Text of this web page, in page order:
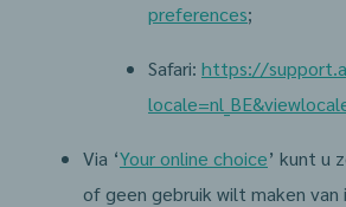
preferences;
Safari: https://
Via ‘Your online choice’ kunt u
of geen gebruik wilt maken